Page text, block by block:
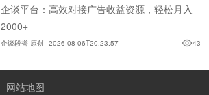
企谈平台：高效对接广告收益资源，轻松月入
2000+
企谈段誉 原创 2026-08-06T20:23:57 43
网站地图